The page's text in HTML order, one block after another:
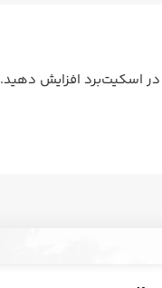
اسکیت‌برد افزایش دهید.